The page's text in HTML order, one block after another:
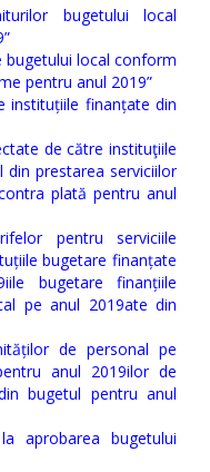
bugetului local
bugetului local conform
pentru anul 2019”
instituțiile finanțate din
de către instituţiile
prestarea serviciilor
plată pentru anul
pentru serviciile
bugetare finanțate
bugetare finanțiile
pe anul 2019ate din
de personal pe
anul 2019ilor de
bugetul pentru anul
aprobarea bugetului